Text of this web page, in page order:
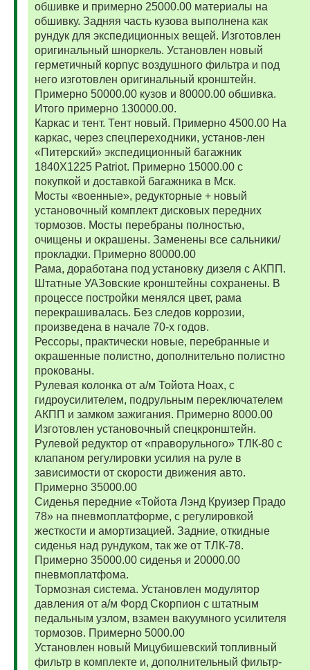
обшивке и примерно 25000.00 материалы на
обшивку. Задняя часть кузова выполнена как
рундук для экспедиционных вещей. Изготовлен
оригинальный шноркель. Установлен новый
герметичный корпус воздушного фильтра и под
него изготовлен оригинальный кронштейн.
Примерно 50000.00 кузов и 80000.00 обшивка.
Итого примерно 130000.00.
Каркас и тент. Тент новый. Примерно 4500.00 На
каркас, через спецпереходники, установ-лен
«Питерский» экспедиционный багажник
1840Х1225 Patriot. Примерно 15000.00 с
покупкой и доставкой багажника в Мск.
Мосты «военные», редукторные + новый
установочный комплект дисковых передних
тормозов. Мосты перебраны полностью,
очищены и окрашены. Заменены все сальники/
прокладки. Примерно 80000.00
Рама, доработана под установку дизеля с АКПП.
Штатные УАЗовские кронштейны сохранены. В
процессе постройки менялся цвет, рама
перекрашивалась. Без следов коррозии,
произведена в начале 70-х годов.
Рессоры, практически новые, перебранные и
окрашенные полистно, дополнительно полистно
прокованы.
Рулевая колонка от а/м Тойота Ноах, с
гидроусилителем, подрульным переключателем
АКПП и замком зажигания. Примерно 8000.00
Изготовлен установочный спецкронштейн.
Рулевой редуктор от «праворульного» ТЛК-80 с
клапаном регулировки усилия на руле в
зависимости от скорости движения авто.
Примерно 35000.00
Сиденья передние «Тойота Лэнд Круизер Прадо
78» на пневмоплатформе, с регулировкой
жесткости и амортизацией. Задние, откидные
сиденья над рундуком, так же от ТЛК-78.
Примерно 35000.00 сиденья и 20000.00
пневмоплатфома.
Тормозная система. Установлен модулятор
давления от а/м Форд Скорпион с штатным
педальным узлом, взамен вакуумного усилителя
тормозов. Примерно 5000.00
Установлен новый Мицубишевский топливный
фильтр в комплекте и, дополнительный фильтр-